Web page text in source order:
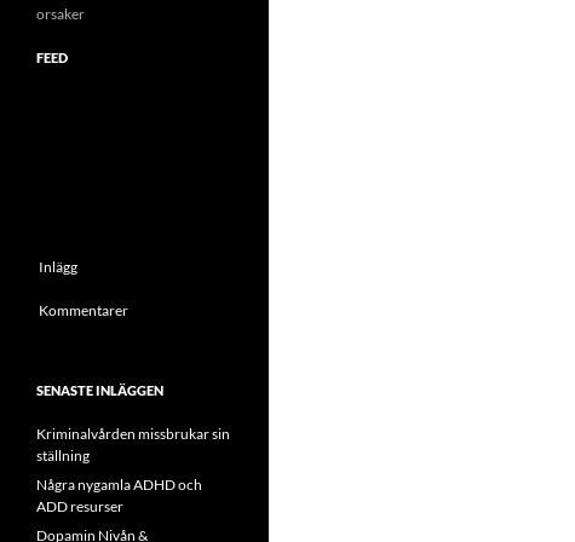
orsaker
FEED
Inlägg
Kommentarer
SENASTE INLÄGGEN
Kriminalvården missbrukar sin
ställning
Några nygamla ADHD och
ADD resurser
Dopamin Nivån &